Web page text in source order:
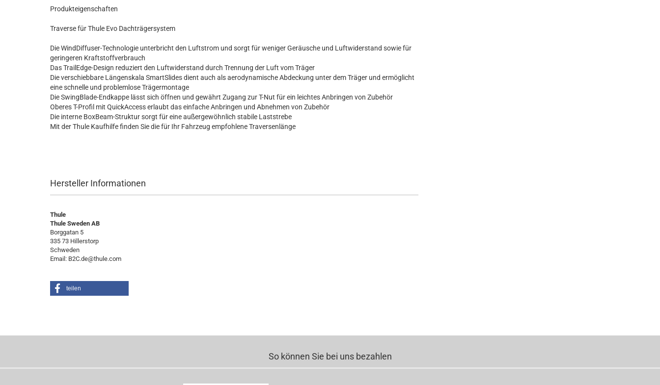
Produkteigenschaften
Traverse für Thule Evo Dachträgersystem
Die WindDiffuser-Technologie unterbricht den Luftstrom und sorgt für weniger Geräusche und Luftwiderstand sowie für
geringeren Kraftstoffverbrauch
Das TrailEdge-Design reduziert den Luftwiderstand durch Trennung der Luft vom Träger
Die verschiebbare Längenskala SmartSlides dient auch als aerodynamische Abdeckung unter dem Träger und ermöglicht
eine schnelle und problemlose Trägermontage
Die SwingBlade-Endkappe lässt sich öffnen und gewährt Zugang zur T-Nut für ein leichtes Anbringen von Zubehör
Oberes T-Profil mit QuickAccess erlaubt das einfache Anbringen und Abnehmen von Zubehör
Die interne BoxBeam-Struktur sorgt für eine außergewöhnlich stabile Laststrebe
Mit der Thule Kaufhilfe finden Sie die für Ihr Fahrzeug empfohlene Traversenlänge
Hersteller Informationen
Thule
Thule Sweden AB
Borggatan 5
335 73 Hillerstorp
Schweden
Email: B2C.de@thule.com
teilen
So können Sie bei uns bezahlen